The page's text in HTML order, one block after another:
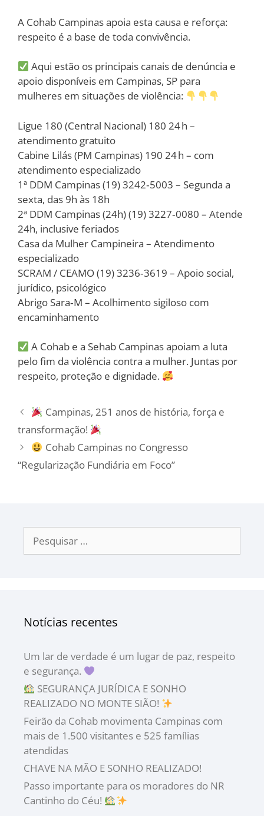
A Cohab Campinas apoia esta causa e reforça:
respeito é a base de toda convivência.
Aqui estão os principais canais de denúncia e
apoio disponíveis em Campinas, SP para
mulheres em situações de violência:
Ligue 180 (Central Nacional) 180 24 h –
atendimento gratuito
Cabine Lilás (PM Campinas) 190 24 h – com
atendimento especializado
1ª DDM Campinas (19) 3242‑5003 – Segunda a
sexta, das 9h às 18h
2ª DDM Campinas (24h) (19) 3227‑0080 – Atende
24h, inclusive feriados
Casa da Mulher Campineira – Atendimento
especializado
SCRAM / CEAMO (19) 3236‑3619 – Apoio social,
jurídico, psicológico
Abrigo Sara‑M – Acolhimento sigiloso com
encaminhamento
A Cohab e a Sehab Campinas apoiam a luta
pelo fim da violência contra a mulher. Juntas por
respeito, proteção e dignidade.
Campinas, 251 anos de história, força e
transformação!
Cohab Campinas no Congresso
“Regularização Fundiária em Foco”
Notícias recentes
Um lar de verdade é um lugar de paz, respeito
e segurança.
SEGURANÇA JURÍDICA E SONHO
REALIZADO NO MONTE SIÃO!
Feirão da Cohab movimenta Campinas com
mais de 1.500 visitantes e 525 famílias
atendidas
CHAVE NA MÃO E SONHO REALIZADO!
Passo importante para os moradores do NR
Cantinho do Céu!